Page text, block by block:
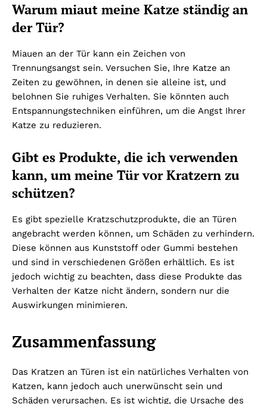
Warum miaut meine Katze ständig an
der Tür?
Miauen an der Tür kann ein Zeichen von
Trennungsangst sein. Versuchen Sie, Ihre Katze an
Zeiten zu gewöhnen, in denen sie alleine ist, und
belohnen Sie ruhiges Verhalten. Sie könnten auch
Entspannungstechniken einführen, um die Angst Ihrer
Katze zu reduzieren.
Gibt es Produkte, die ich verwenden
kann, um meine Tür vor Kratzern zu
schützen?
Es gibt spezielle Kratzschutzprodukte, die an Türen
angebracht werden können, um Schäden zu verhindern.
Diese können aus Kunststoff oder Gummi bestehen
und sind in verschiedenen Größen erhältlich. Es ist
jedoch wichtig zu beachten, dass diese Produkte das
Verhalten der Katze nicht ändern, sondern nur die
Auswirkungen minimieren.
Zusammenfassung
Das Kratzen an Türen ist ein natürliches Verhalten von
Katzen, kann jedoch auch unerwünscht sein und
Schäden verursachen. Es ist wichtig, die Ursache des